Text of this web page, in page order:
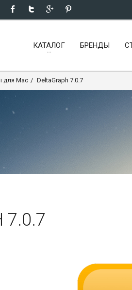
КАТАЛОГ БРЕНДЫ
для Mac DeltaGraph 7.0.7
7.0.7